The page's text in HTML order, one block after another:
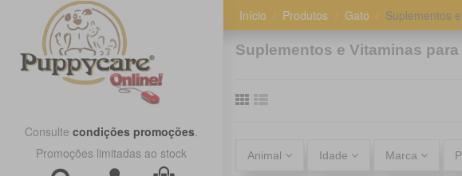
Consulte condições promoções.
Promoções limitadas ao stock
Início Produtos Gato Suplementos
Suplementos e Vitaminas para
Animal Idade Marca